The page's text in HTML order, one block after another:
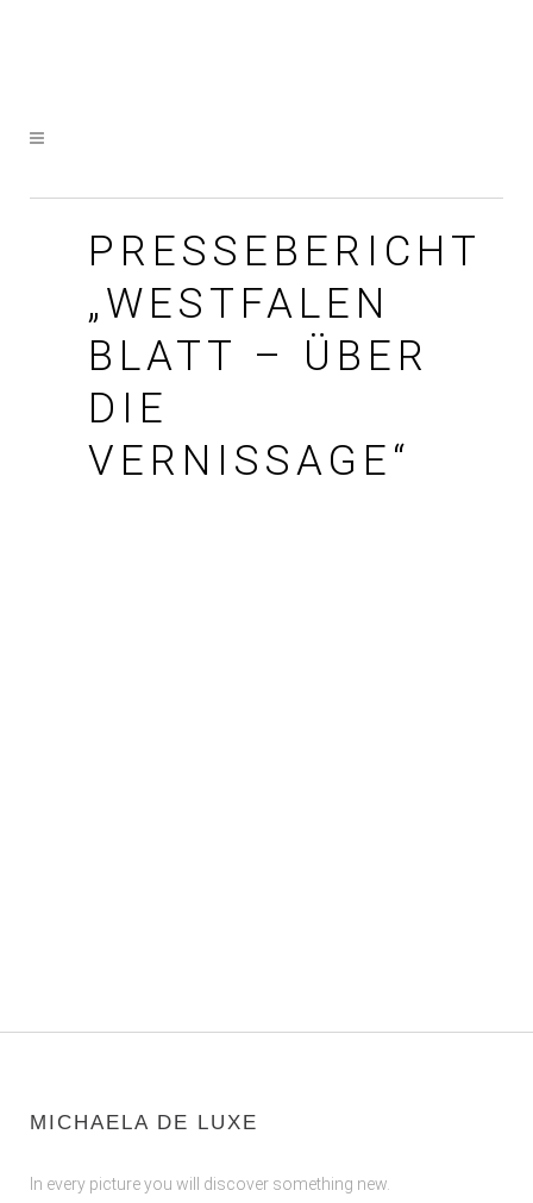
PRESSEBERICHT
„WESTFALEN
BLATT – ÜBER
DIE
VERNISSAGE“
MICHAELA DE LUXE
In every picture you will discover something new.